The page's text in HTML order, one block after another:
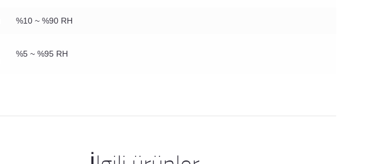
%10 ~ %90 RH
%5 ~ %95 RH